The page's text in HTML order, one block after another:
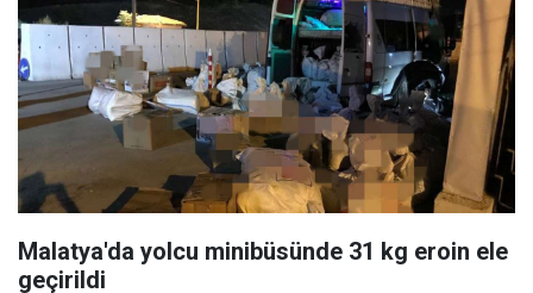
Malatya'da yolcu minibüsünde 31 kg eroin ele
geçirildi